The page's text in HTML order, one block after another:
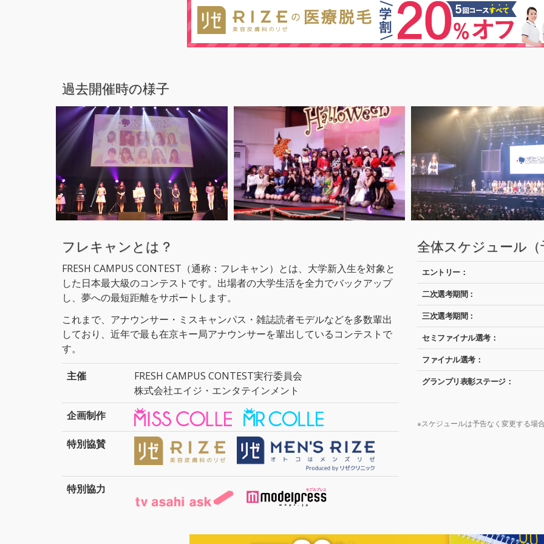
過去開催時の様子
フレキャンとは？
FRESH CAMPUS CONTEST（通称：フレキャン）とは、大学新入生を対象と
した日本最大級のコンテストです。出場者の大学生活を全力でバックアップ
し、夢への最短距離をサポートします。
これまで、アナウンサー・ミスキャンパス・雑誌読者モデルなどを多数輩出
しており、近年で最も在京キー局アナウンサーを輩出しているコンテストで
す。
主催
FRESH CAMPUS CONTEST実行委員会
株式会社エイジ・エンタテインメント
企画制作
特別協賛
特別協力
全体スケジュール（
エントリー：
二次選考期間：
三次選考期間：
セミファイナル選考：
ファイナル選考：
グランプリ表彰ステージ：
※スケジュールは予告なく変更する場